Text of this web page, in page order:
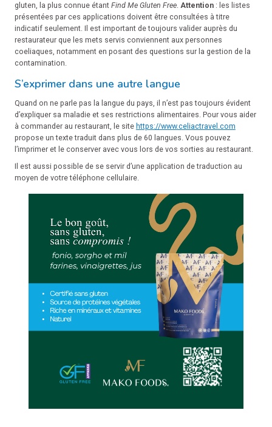
gluten, la plus connue étant Find Me Gluten Free. Attention : les listes
présentées par ces applications doivent être consultées à titre
indicatif seulement. Il est important de toujours valider auprès du
restaurateur que les mets servis conviennent aux personnes
coeliaques, notamment en posant des questions sur la gestion de la
contamination.
S’exprimer dans une autre langue
Quand on ne parle pas la langue du pays, il n’est pas toujours évident
d’expliquer sa maladie et ses restrictions alimentaires. Pour vous aider
à commander au restaurant, le site https://www.celiactravel.com
propose un texte traduit dans plus de 60 langues. Vous pouvez
l’imprimer et le conserver avec vous lors de vos sorties au restaurant.
Il est aussi possible de se servir d’une application de traduction au
moyen de votre téléphone cellulaire.